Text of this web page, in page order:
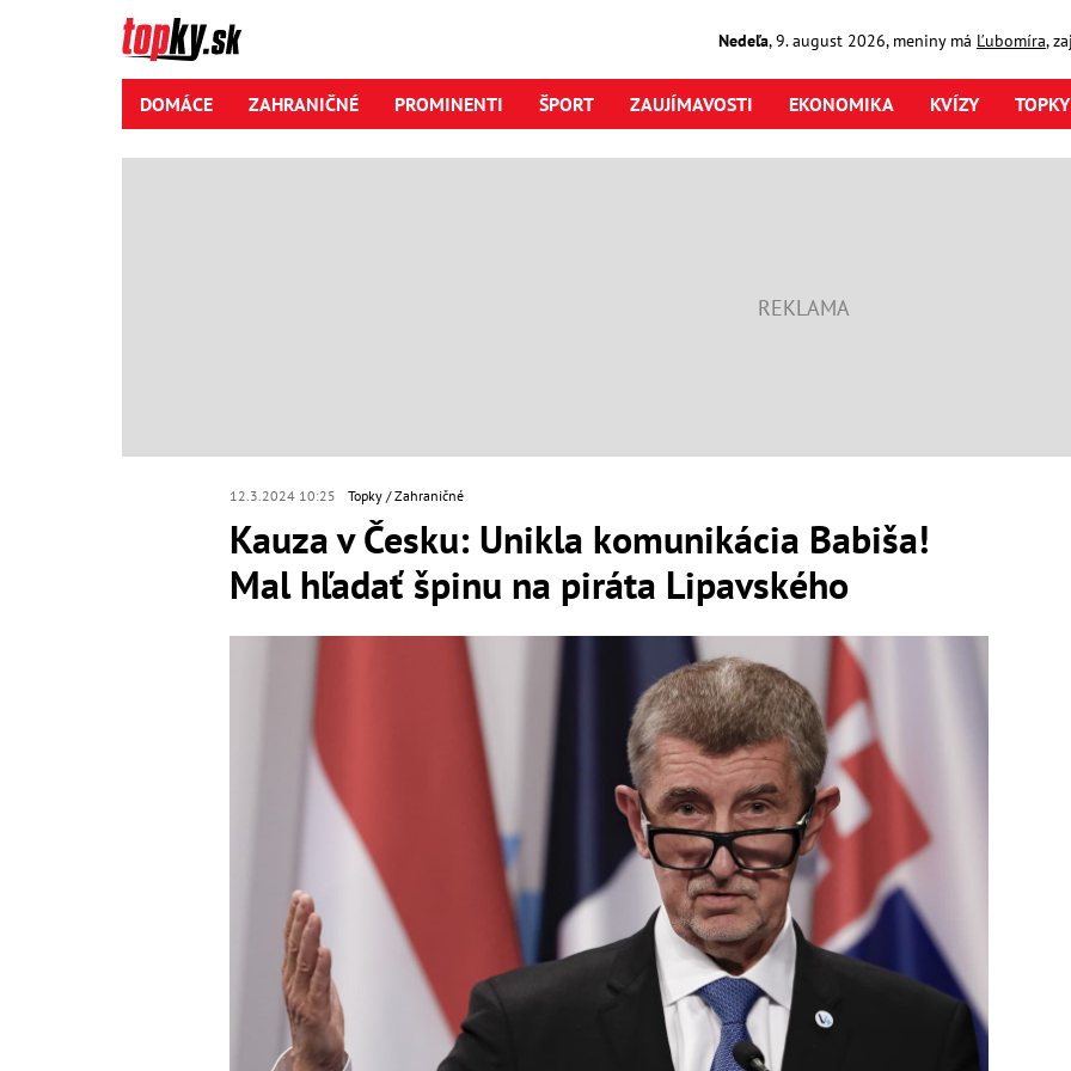
Nedeľa,9. august2026, meniny má Ľubomíra,
DOMÁCE ZAHRANIČNÉ PROMINENTI ŠPORT ZAUJÍMAVOSTI EKONOMIKA KVÍZY
12.3.2024 10:25 Topky Zahraničné
Kauza v Česku: Unikla komunikácia Babiša!
Mal hľadať špinu na piráta Lipavského